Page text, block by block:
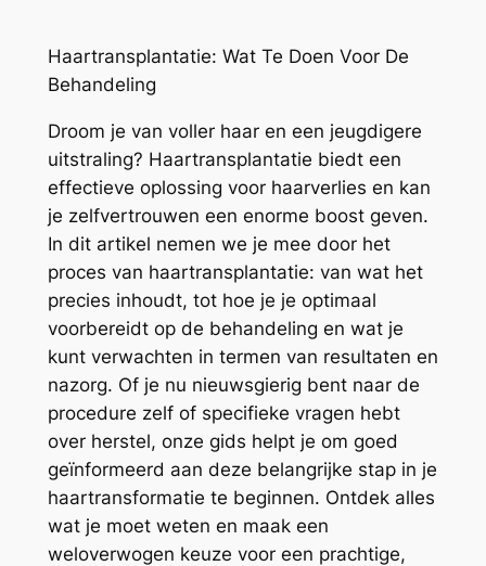
Haartransplantatie: Wat Te Doen Voor De
Behandeling
Droom je van voller haar en een jeugdigere
uitstraling? Haartransplantatie biedt een
effectieve oplossing voor haarverlies en kan
je zelfvertrouwen een enorme boost geven.
In dit artikel nemen we je mee door het
proces van haartransplantatie: van wat het
precies inhoudt, tot hoe je je optimaal
voorbereidt op de behandeling en wat je
kunt verwachten in termen van resultaten en
nazorg. Of je nu nieuwsgierig bent naar de
procedure zelf of specifieke vragen hebt
over herstel, onze gids helpt je om goed
geïnformeerd aan deze belangrijke stap in je
haartransformatie te beginnen. Ontdek alles
wat je moet weten en maak een
weloverwogen keuze voor een prachtige,